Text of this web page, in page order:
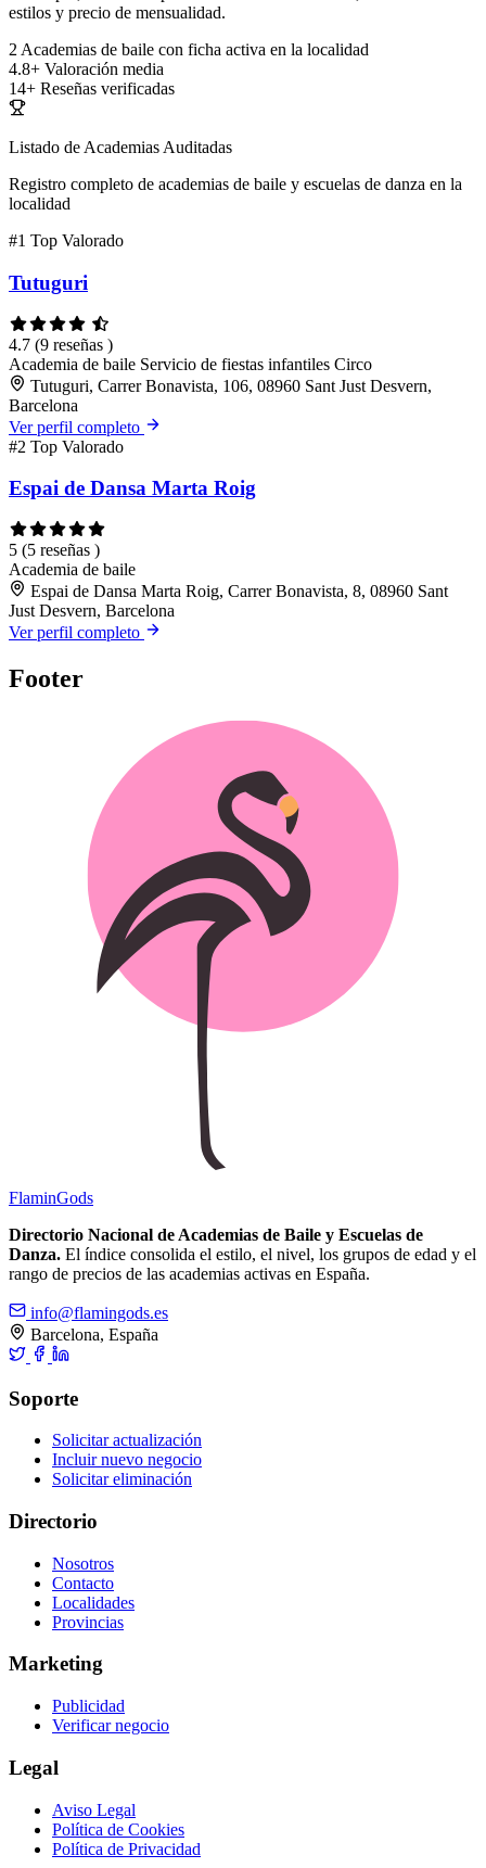
estilos y precio de mensualidad.
2 Academias de baile con ficha activa en la localidad
4.8+ Valoración media
14+ Reseñas verificadas
Listado de Academias Auditadas
Registro completo de academias de baile y escuelas de danza en la
localidad
#1 Top Valorado
Tutuguri
4.7 (9 reseñas )
Academia de baile Servicio de fiestas infantiles Circo
Tutuguri, Carrer Bonavista, 106, 08960 Sant Just Desvern,
Barcelona
Ver perfil completo
#2 Top Valorado
Espai de Dansa Marta Roig
5 (5 reseñas )
Academia de baile
Espai de Dansa Marta Roig, Carrer Bonavista, 8, 08960 Sant
Just Desvern, Barcelona
Ver perfil completo
Footer
FlaminGods
Directorio Nacional de Academias de Baile y Escuelas de
Danza. El índice consolida el estilo, el nivel, los grupos de edad y el
rango de precios de las academias activas en España.
info@flamingods.es
Barcelona, España
Soporte
Solicitar actualización
Incluir nuevo negocio
Solicitar eliminación
Directorio
Nosotros
Contacto
Localidades
Provincias
Marketing
Publicidad
Verificar negocio
Legal
Aviso Legal
Política de Cookies
Política de Privacidad